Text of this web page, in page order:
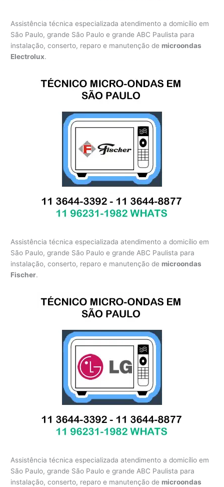
Assistência técnica especializada atendimento a domicílio em
São Paulo, grande São Paulo e grande ABC Paulista para
instalação, conserto, reparo e manutenção de microondas
Electrolux.
Assistência técnica especializada atendimento a domicílio em
São Paulo, grande São Paulo e grande ABC Paulista para
instalação, conserto, reparo e manutenção de microondas
Fischer.
Assistência técnica especializada atendimento a domicílio em
São Paulo, grande São Paulo e grande ABC Paulista para
instalação, conserto, reparo e manutenção de microondas